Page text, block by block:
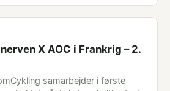
X AOC i Frankrig – 2.
samarbejder i første